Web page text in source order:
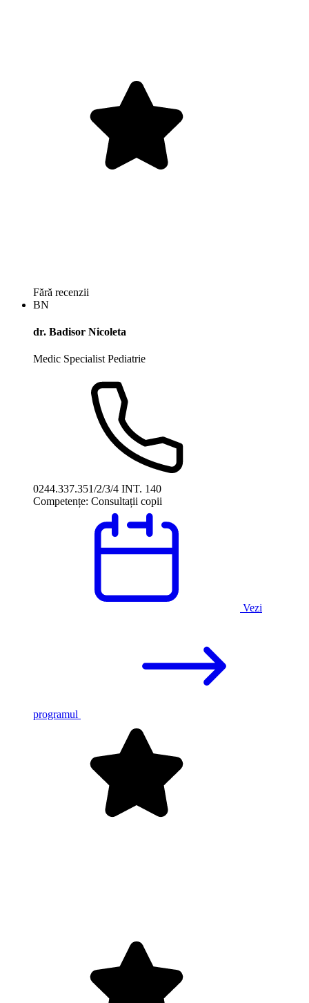
Fără recenzii
BN
dr. Badisor Nicoleta
Medic Specialist Pediatrie
0244.337.351/2/3/4 INT. 140
Competențe: Consultații copii
Vezi
programul